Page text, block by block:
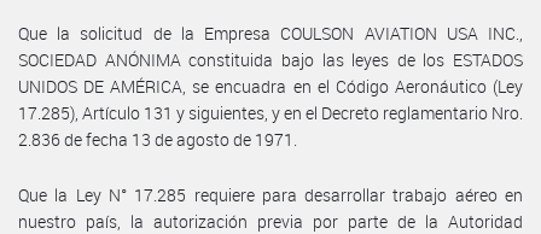
Que la solicitud de la Empresa COULSON AVIATION USA INC.,
SOCIEDAD ANÓNIMA constituida bajo las leyes de los ESTADOS
UNIDOS DE AMÉRICA, se encuadra en el Código Aeronáutico (Ley
17.285), Artículo 131 y siguientes, y en el Decreto reglamentario Nro.
2.836 de fecha 13 de agosto de 1971.
Que la Ley N° 17.285 requiere para desarrollar trabajo aéreo en
nuestro país, la autorización previa por parte de la Autoridad